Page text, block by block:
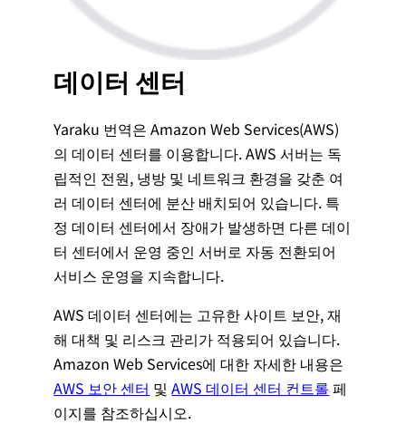
데이터 센터
Yaraku 번역은 Amazon Web Services(AWS)
의 데이터 센터를 이용합니다. AWS 서버는 독
립적인 전원, 냉방 및 네트워크 환경을 갖춘 여
러 데이터 센터에 분산 배치되어 있습니다. 특
정 데이터 센터에서 장애가 발생하면 다른 데이
터 센터에서 운영 중인 서버로 자동 전환되어
서비스 운영을 지속합니다.
AWS 데이터 센터에는 고유한 사이트 보안, 재
해 대책 및 리스크 관리가 적용되어 있습니다.
Amazon Web Services에 대한 자세한 내용은
AWS 보안 센터 및AWS 데이터 센터 컨트롤 페
이지를 참조하십시오.